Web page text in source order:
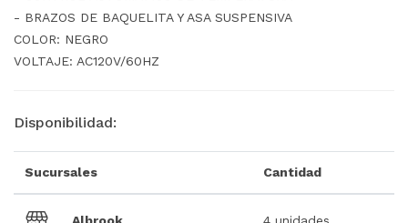
- BRAZOS DE BAQUELITA Y ASA SUSPENSIVA
COLOR: NEGRO
VOLTAJE: AC120V/60HZ
Disponibilidad:
Sucursales Cantidad